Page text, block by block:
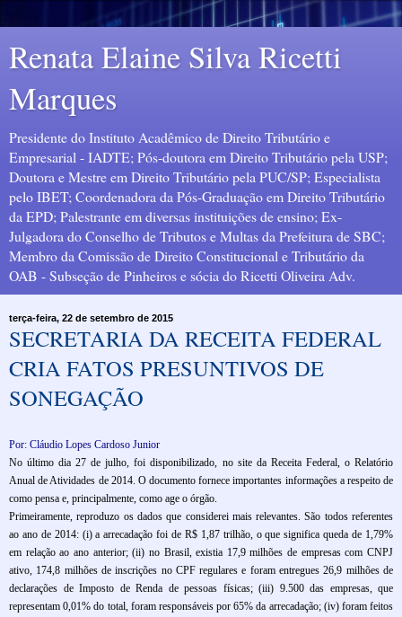
Renata Elaine Silva Ricetti
Marques
Presidente do Instituto Acadêmico de Direito Tributário e
Empresarial - IADTE; Pós-doutora em Direito Tributário pela USP;
Doutora e Mestre em Direito Tributário pela PUC/SP; Especialista
pelo IBET; Coordenadora da Pós-Graduação em Direito Tributário
da EPD; Palestrante em diversas instituições de ensino; Ex-
Julgadora do Conselho de Tributos e Multas da Prefeitura de SBC;
Membro da Comissão de Direito Constitucional e Tributário da
OAB - Subseção de Pinheiros e sócia do Ricetti Oliveira Adv.
terça-feira, 22 de setembro de 2015
SECRETARIA DA RECEITA FEDERAL
CRIA FATOS PRESUNTIVOS DE
SONEGAÇÃO
Por: Cláudio Lopes Cardoso Junior
No último dia 27 de julho, foi disponibilizado, no site da Receita Federal, o Relatório
Anual de Atividades de 2014. O documento fornece importantes informações a respeito de
como pensa e, principalmente, como age o órgão.
Primeiramente, reproduzo os dados que considerei mais relevantes. São todos referentes
ao ano de 2014: (i) a arrecadação foi de R$ 1,87 trilhão, o que significa queda de 1,79%
em relação ao ano anterior; (ii) no Brasil, existia 17,9 milhões de empresas com CNPJ
ativo, 174,8 milhões de inscrições no CPF regulares e foram entregues 26,9 milhões de
declarações de Imposto de Renda de pessoas físicas; (iii) 9.500 das empresas, que
representam 0,01% do total, foram responsáveis por 65% da arrecadação; (iv) foram feitos